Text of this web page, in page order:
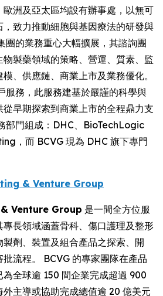
洲及亞太區均設有辦事處，以無可
致力推動細胞與基因療法的研發與
團的業務重心大幅擴展，其諮詢團
製藥領域的策略、營運、質素、監
、供應鏈、商業上市及業務優化。
服務，此服務建基於嚴謹的科學與
早期探索到商業上市的全程鼎力支
部門組成：DHC、BioTechLogic
，而 BCVG 現為 DHC 旗下專門
& Venture Group
Venture Group 是一間全方位服
長領域涵蓋骨科、傷口護理及整形
劑、裝置及組合產品之探索、開
流程。 BCVG 的專家團隊在產品
全球逾 150 間企業完成超過 900
主導或協助完成總值逾 20 億美元